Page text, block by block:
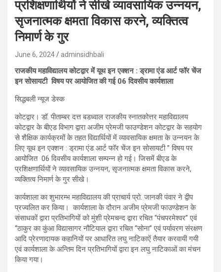
प्रशिक्षणार्थियों ने सीखे व्यावसायिक उन्नयन,
सृजनात्मक क्षमता विकास करने, व्यक्तित्व
निमार्ण के गुर
June 6, 2024 adminsidhbali
राजकीय महाविद्यालय कोटद्वार में यूथ इन एक्शन : ड्रामा एंड आर्ट फॉर चेंज
इन सोसायटी विषय पर आयोजित की गई 06 दिवसीय कार्यशाला
सिद्धबली न्यूज डेस्क
कोटद्वार। डॉ. पीताम्बर दत्त बडध्वाल राजकीय स्नातकोत्तर महाविद्यालय
कोटद्वार के बीएड विभाग द्वारा अजीम प्रेमजी फाउण्डेशन कोटद्वार के सहयोग
से शैक्षिक कार्यक्रमों के तहत विद्यार्थियों में व्यावसायिक क्षमता के उन्नयन के
लिए यूथ इन एक्शन : ड्रामा एंड आर्ट फॉर चेंज इन सोसायटी ” विषय पर
आयोजित 06 दिवसीय कार्यशाला सम्पन्न हो गई। जिसमें बीएड के
प्रशिक्षणार्थियों ने व्यावसायिक उन्नयन, सृजनात्मक क्षमता विकास करने,
व्यक्तित्व निमार्ण के गुर सीखे।
कार्यशाला का शुभारम्भ महाविद्यालय की प्राचार्य प्रो. जानकी पंवार ने द्वीप
प्रज्वलित कर किया। कार्यशाला के दौरान अजीम प्रेमजी फाउण्डेशन के
संसाधकों द्वारा प्रतिभागियों को मुंशी प्रेमचन्द द्वारा रचित “पंचपरमेश्वर” एवं
“ठाकुर का कुंआ विद्यासागर नौटियाल द्वारा रचित “सोना” एवं पर्यावरण संरक्षण
आदि प्रेरणादायक कहानियों पर आधारित लघु नाटिकाऐं तैयार करवायी गयी
एवं कार्यशाला के अन्तिम दिन प्रतिभागियों द्वारा इन लघु नाटिकाओं का मंचन
किया गया।